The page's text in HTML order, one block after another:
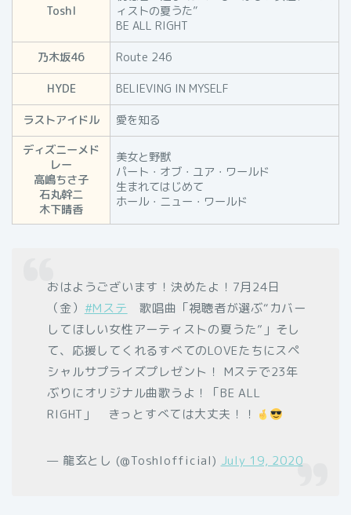
Toshl
ィストの夏うた”
BE ALL RIGHT
乃木坂46
Route 246
HYDE
BELIEVING IN MYSELF
ラストアイドル
愛を知る
ディズニーメド
レー
高嶋ちさ子
石丸幹二
木下晴香
美女と野獣
パート・オブ・ユア・ワールド
生まれてはじめて
ホール・ニュー・ワールド
おはようございます！決めたよ！7月24日
（金） #Mステ 歌唱曲「視聴者が選ぶ“カバー
してほしい女性アーティストの夏うた”」そし
て、応援してくれるすべてのLOVEたちにスペ
シャルサプライズプレゼント！ Mステで23年
ぶりにオリジナル曲歌うよ！「BE ALL
RIGHT」 きっとすべては大丈夫！！
— 龍玄とし (@Toshlofficial) July 19, 2020